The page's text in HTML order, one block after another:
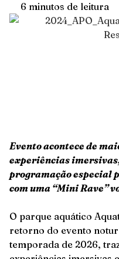
6 minutos de leitura
Evento acontece de
experiências
programação especial
com uma “Mini Rave”
O parque aquático
retorno do evento
temporada de 2026,